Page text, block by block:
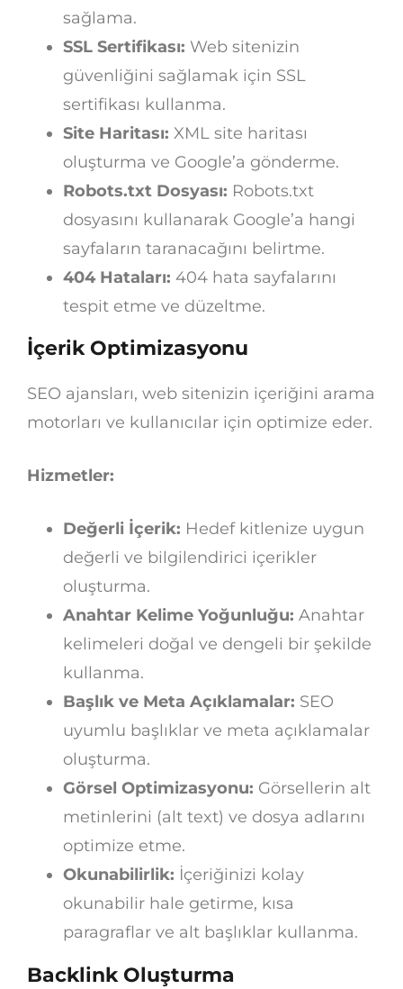
sağlama.
SSL Sertifikası: Web sitenizin
güvenliğini sağlamak için SSL
sertifikası kullanma.
Site Haritası: XML site haritası
oluşturma ve Google’a gönderme.
Robots.txt Dosyası: Robots.txt
dosyasını kullanarak Google’a hangi
sayfaların taranacağını belirtme.
404 Hataları: 404 hata sayfalarını
tespit etme ve düzeltme.
İçerik Optimizasyonu
SEO ajansları, web sitenizin içeriğini arama
motorları ve kullanıcılar için optimize eder.
Hizmetler:
Değerli İçerik: Hedef kitlenize uygun
değerli ve bilgilendirici içerikler
oluşturma.
Anahtar Kelime Yoğunluğu: Anahtar
kelimeleri doğal ve dengeli bir şekilde
kullanma.
Başlık ve Meta Açıklamalar: SEO
uyumlu başlıklar ve meta açıklamalar
oluşturma.
Görsel Optimizasyonu: Görsellerin alt
metinlerini (alt text) ve dosya adlarını
optimize etme.
Okunabilirlik: İçeriğinizi kolay
okunabilir hale getirme, kısa
paragraflar ve alt başlıklar kullanma.
Backlink Oluşturma